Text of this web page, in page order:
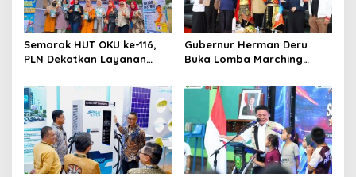
o
s
Semarak HUT OKU ke-116,
PLN Dekatkan Layanan
Mobile 2026
Gubernur Herman Deru
Buka Lomba Marching
2026: Ajang Asah Mental
dan Kedisiplinan Generasi
Muda